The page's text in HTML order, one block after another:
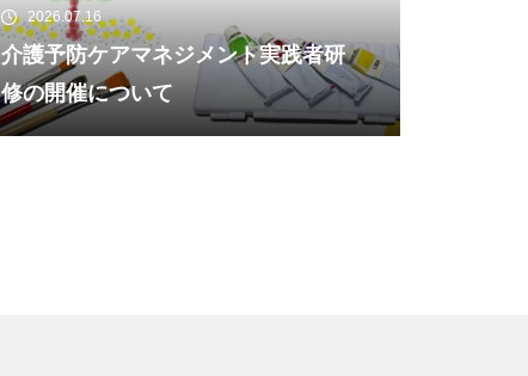
2026.07.16
介護予防ケアマネジメント実践者研
修の開催について